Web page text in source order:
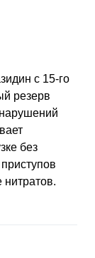
с 15-го
резерв
без
нитратов.